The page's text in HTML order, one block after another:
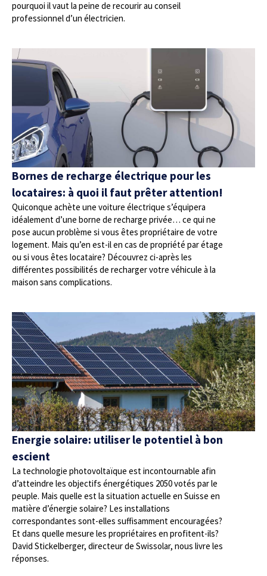
pourquoi il vaut la peine de recourir au conseil
professionnel d’un électricien.
Bornes de recharge électrique pour les
locataires: à quoi il faut prêter attention!
Quiconque achète une voiture électrique s’équipera
idéalement d’une borne de recharge privée… ce qui ne
pose aucun problème si vous êtes propriétaire de votre
logement. Mais qu’en est-il en cas de propriété par étage
ou si vous êtes locataire? Découvrez ci-après les
différentes possibilités de recharger votre véhicule à la
maison sans complications.
Energie solaire: utiliser le potentiel à bon
escient
La technologie photovoltaïque est incontournable afin
d’atteindre les objectifs énergétiques 2050 votés par le
peuple. Mais quelle est la situation actuelle en Suisse en
matière d’énergie solaire? Les installations
correspondantes sont-elles suffisamment encouragées?
Et dans quelle mesure les propriétaires en profitent-ils?
David Stickelberger, directeur de Swissolar, nous livre les
réponses.